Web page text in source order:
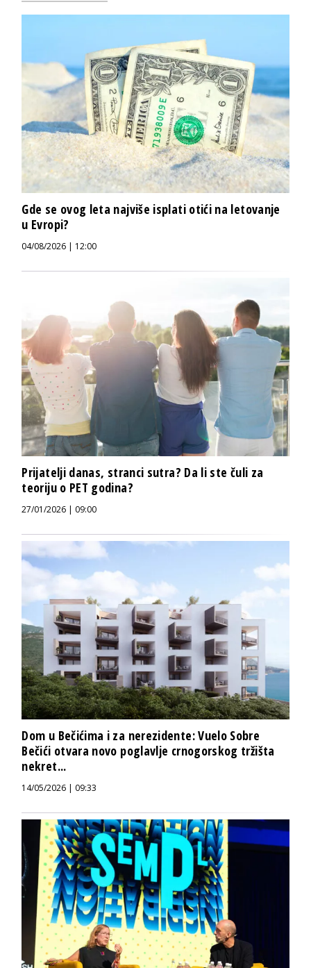
Gde se ovog leta najviše isplati otići na letovanje
u Evropi?
04/08/2026 | 12:00
Prijatelji danas, stranci sutra? Da li ste čuli za
teoriju o PET godina?
27/01/2026 | 09:00
Dom u Bečićima i za nerezidente: Vuelo Sobre
Bečići otvara novo poglavlje crnogorskog tržišta
nekret...
14/05/2026 | 09:33